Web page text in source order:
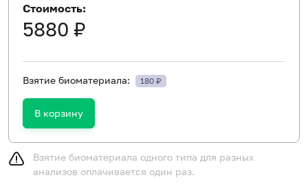
Стоимость:
5880 ₽
Взятие биоматериала: 180 ₽
В корзину
Взятие биоматериала одного типа для разных
анализов оплачивается один раз.